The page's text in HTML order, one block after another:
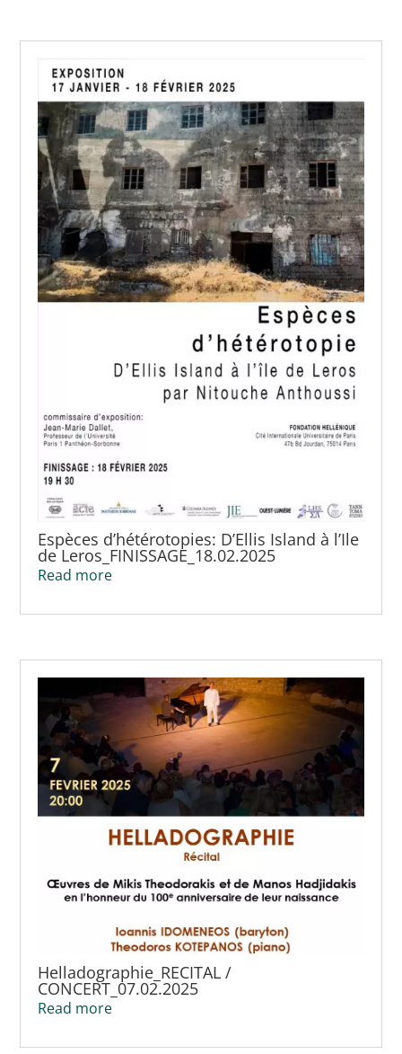
Espèces d’hétérotopies: D’Ellis Island à l’Ile
de Leros_FINISSAGE_18.02.2025
Read more
Helladographie_RECITAL /
CONCERT_07.02.2025
Read more